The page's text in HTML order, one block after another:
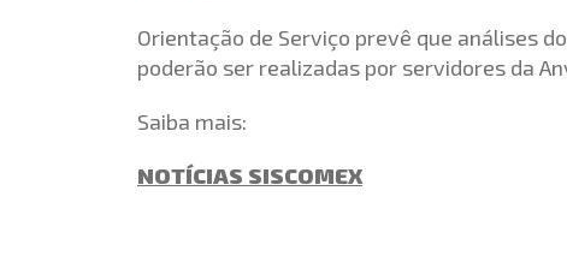
Orientação de Serviço prevê que análises
poderão ser realizadas por servidores da
Saiba mais:
NOTÍCIAS SISCOMEX